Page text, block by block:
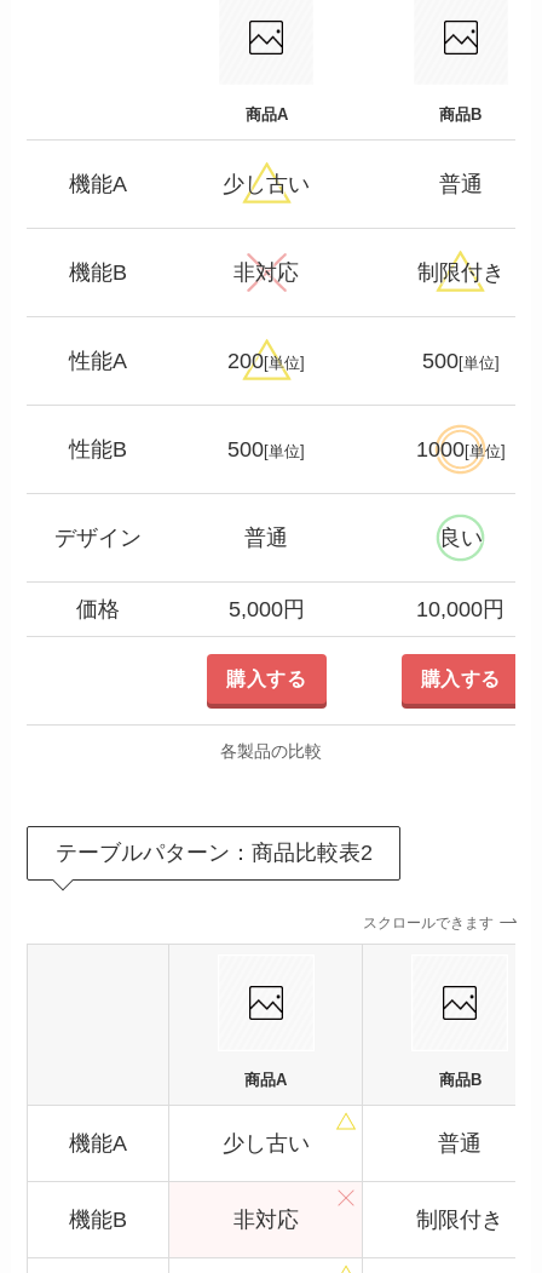
商品A 商品B
機能A 少し古い 普通
機能B 非対応 制限付き
性能A 200[単位] 500[単位]
性能B 500[単位] 1000[単位]
デザイン 普通 良い
価格 5,000円 10,000円
購入する 購入する
各製品の比較
テーブルパターン：商品比較表2
スクロールできます
商品A 商品B
機能A 少し古い 普通
機能B 非対応 制限付き